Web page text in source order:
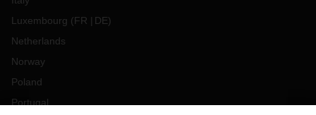
Luxembourg (FR DE)
Netherlands
Norway
Poland
Portugal